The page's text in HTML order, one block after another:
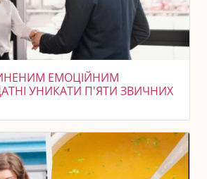
ЕМОЦІЙНИМ
УНИКАТИ П'ЯТИ ЗВИЧНИХ